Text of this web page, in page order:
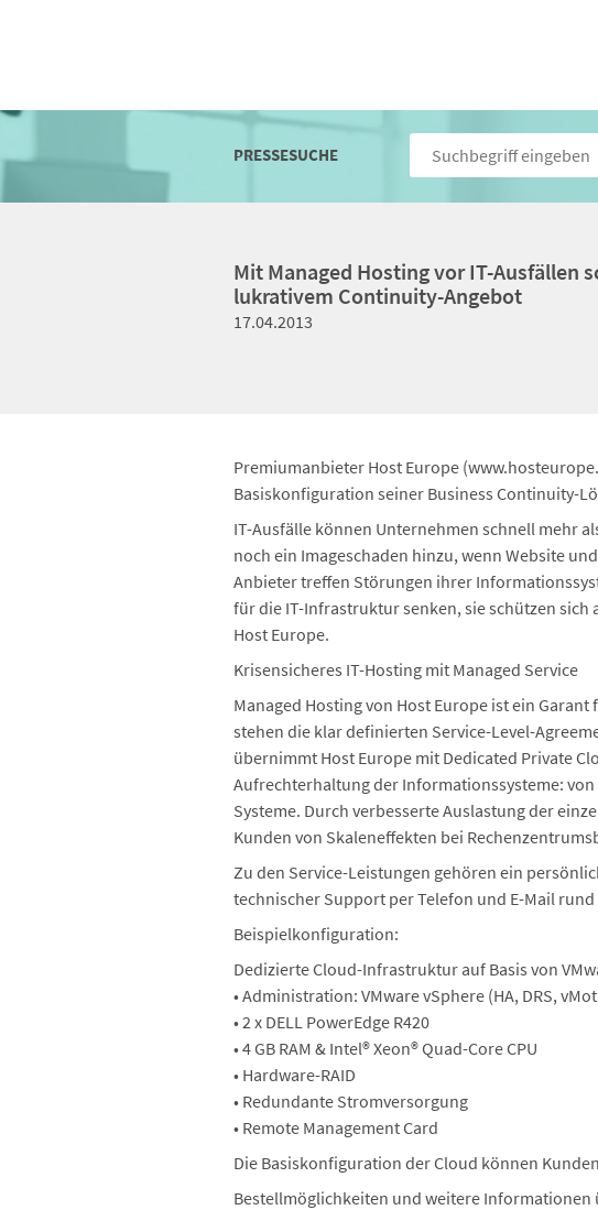
PRESSESUCHE
Mit Managed Hosting vor IT-Ausfällen
lukrativem Continuity-Angebot
17.04.2013
Premiumanbieter Host Europe
Basiskonfiguration seiner Business Continuity-
IT-Ausfälle können Unternehmen schnell mehr
noch ein Imageschaden hinzu, wenn Website
Anbieter treffen Störungen ihrer
für die IT-Infrastruktur senken, sie schützen sich
Host Europe.
Krisensicheres IT-Hosting mit Managed Service
Managed Hosting von Host Europe ist ein
stehen die klar definierten Service-Level-
übernimmt Host Europe mit Dedicated Private
Aufrechterhaltung der Informationssysteme:
Systeme. Durch verbesserte Auslastung der
Kunden von Skaleneffekten bei
Zu den Service-Leistungen gehören ein
technischer Support per Telefon und E-Mail
Beispielkonfiguration:
Dedizierte Cloud-Infrastruktur auf Basis von
• Administration: VMware vSphere (HA, DRS,
• 2 x DELL PowerEdge R420
• 4 GB RAM & Intel® Xeon® Quad-Core CPU
• Hardware-RAID
• Redundante Stromversorgung
• Remote Management Card
Die Basiskonfiguration der Cloud können
Bestellmöglichkeiten und weitere Informationen